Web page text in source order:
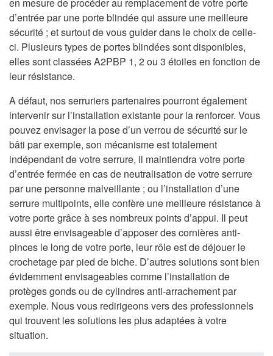
en mesure de procéder au remplacement de votre porte
d’entrée par une porte blindée qui assure une meilleure
sécurité ; et surtout de vous guider dans le choix de celle-
ci. Plusieurs types de portes blindées sont disponibles,
elles sont classées A2PBP 1, 2 ou 3 étoiles en fonction de
leur résistance.
A défaut, nos serruriers partenaires pourront également
intervenir sur l’installation existante pour la renforcer. Vous
pouvez envisager la pose d’un verrou de sécurité sur le
bâti par exemple, son mécanisme est totalement
indépendant de votre serrure, il maintiendra votre porte
d’entrée fermée en cas de neutralisation de votre serrure
par une personne malveillante ; ou l’installation d’une
serrure multipoints, elle confère une meilleure résistance à
votre porte grâce à ses nombreux points d’appui. Il peut
aussi être envisageable d’apposer des cornières anti-
pinces le long de votre porte, leur rôle est de déjouer le
crochetage par pied de biche. D’autres solutions sont bien
évidemment envisageables comme l’installation de
protèges gonds ou de cylindres anti-arrachement par
exemple. Nous vous redirigeons vers des professionnels
qui trouvent les solutions les plus adaptées à votre
situation.